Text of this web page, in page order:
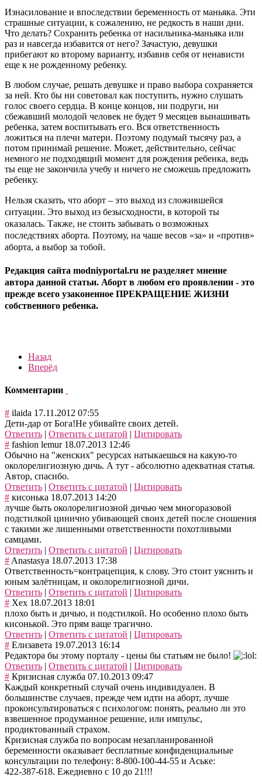
Изнасилование и впоследствии беременность от маньяка. Эти
страшные ситуации, к сожалению, не редкость в наши дни.
Что делать? Сохранить ребенка от насильника-маньяка или
раз и навсегда избавится от него? Зачастую, девушки
прибегают ко второму варианту, избавив себя от ненависти
еще к не рожденному ребенку.
В любом случае, решать девушке и право выбора сохраняется
за ней. Кто бы ни советовал как поступить, нужно слушать
голос своего сердца. В конце концов, ни подруги, ни
сбежавший молодой человек не будет 9 месяцев вынашивать
ребенка, затем воспитывать его. Вся ответственность
ложиться на плечи матери. Поэтому подумай тысячу раз, а
потом принимай решение. Может, действительно, сейчас
немного не подходящий момент для рождения ребенка, ведь
ты еще не закончила учебу и ничего не сможешь предложить
ребенку.
Нельзя сказать, что аборт – это выход из сложившейся
ситуации. Это выход из безысходности, в которой ты
оказалась. Также, не стоить забывать о возможных
последствиях аборта. Поэтому, на чаше весов «за» и «против»
аборта, а выбор за тобой.
Редакция сайта modniyportal.ru не разделяет мнение
автора данной статьи. Аборт в любом его проявлении - это
прежде всего узаконенное ПРЕКРАЩЕНИЕ ЖИЗНИ
собственного ребенка.
Назад
Вперёд
Комментарии
# ilaida 17.11.2012 07:55
Дети-дар от Бога!Не убивайте своих детей.
Ответить | Ответить с цитатой | Цитировать
# fashion lemur 18.07.2013 12:46
Обычно на "женских" ресурсах натыкаешься на какую-то
околорелигиозную дичь. А тут - абсолютно адекватная статья.
Автор, спасибо.
Ответить | Ответить с цитатой | Цитировать
# кисонька 18.07.2013 14:20
лучше быть околорелигиозной дичью чем многоразовой
подстилкой цинично убивающей своих детей после сношения
с такими же лишенными ответственности похотливыми
самцами.
Ответить | Ответить с цитатой | Цитировать
# Anastasya 18.07.2013 17:38
Ответственность=контрацепция, к слову. Это стоит уяснить и
юным залётницам, и околорелигиозной дичи.
Ответить | Ответить с цитатой | Цитировать
# Хех 18.07.2013 18:01
плохо быть и дичью, и подстилкой. Но особенно плохо быть
кисонькой. Это прям ваще трагично.
Ответить | Ответить с цитатой | Цитировать
# Елизавета 19.07.2013 16:14
Редактора бы этому порталу - цены бы статьям не было!
Ответить | Ответить с цитатой | Цитировать
# Кризисная служба 07.10.2013 09:47
Каждый конкретный случай очень индивидуален. В
большинстве случаев, прежде чем идти на аборт, лучше
проконсультироваться с психологом: понять, реально ли это
взвешенное продуманное решение, или импульс,
продиктованный страхом.
Кризисная служба по вопросам незапланированной
беременности оказывает бесплатные конфиденциальные
консультации по телефону: 8-800-100-44-55 и Аське:
422-387-618. Ежедневно с 10 до 21!!!